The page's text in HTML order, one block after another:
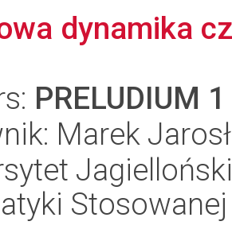
dynamika
PRELUDIUM 1
Marek
Stosowanej